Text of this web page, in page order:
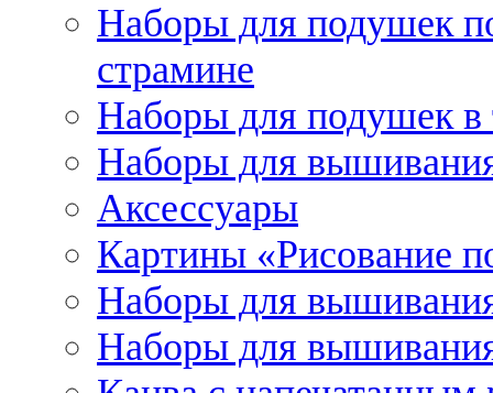
Наборы для подушек
страмине
Наборы для подушек в
Наборы для
Аксессуары
Картины «Рисование
Наборы для
Наборы для